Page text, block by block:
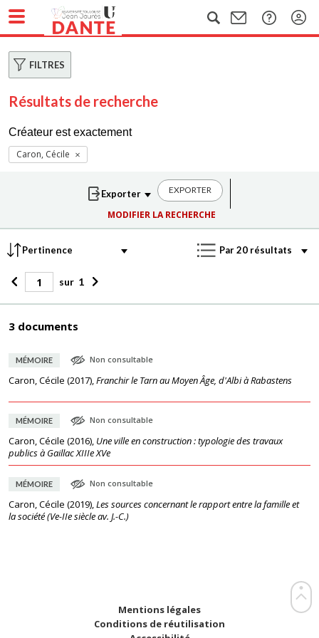
FILTRES
Résultats de recherche
Créateur est exactement
Caron, Cécile
EXPORTER
MODIFIER LA RECHERCHE
sur 1
3 documents
MÉMOIRE Non consultable
Caron, Cécile (2017),Franchir le Tarn au Moyen Âge, d'Albi à Rabastens
MÉMOIRE Non consultable
Caron, Cécile (2016), Une ville en construction : typologie des travaux
publics à Gaillac XIIIe XVe
MÉMOIRE Non consultable
Caron, Cécile (2019),Les sources concernant le rapport entre la famille et
la société (Ve-IIe siècle av. J.-C.)
Mentions légales
Conditions de réutilisation